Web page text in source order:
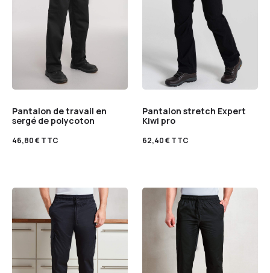
Pantalon de travail en
sergé de polycoton
46,80€TTC
Pantalon stretch Expert
Kiwi pro
62,40€TTC